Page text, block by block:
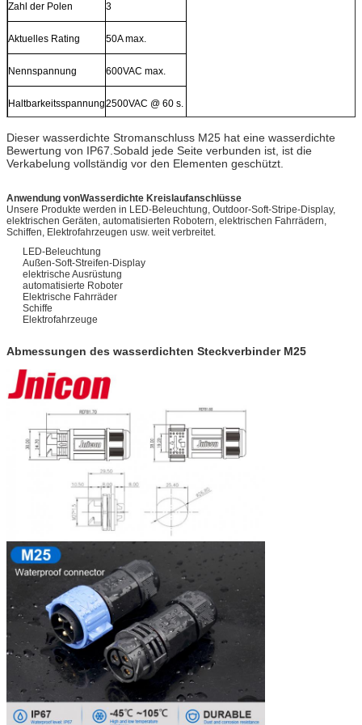
Zahl der Polen 3
Aktuelles Rating 50A max.
Nennspannung 600VAC max.
Haltbarkeitsspannung2500VAC @ 60 s.
Dieser wasserdichte Stromanschluss M25 hat eine wasserdichte
Bewertung von IP67.Sobald jede Seite verbunden ist, ist die
Verkabelung vollständig vor den Elementen geschützt.
Anwendung vonWasserdichte Kreislaufanschlüsse
Unsere Produkte werden in LED-Beleuchtung, Outdoor-Soft-Stripe-Display,
elektrischen Geräten, automatisierten Robotern, elektrischen Fahrrädern,
Schiffen, Elektrofahrzeugen usw. weit verbreitet.
LED-Beleuchtung
Außen-Soft-Streifen-Display
elektrische Ausrüstung
automatisierte Roboter
Elektrische Fahrräder
Schiffe
Elektrofahrzeuge
Abmessungen des wasserdichten Steckverbinder M25